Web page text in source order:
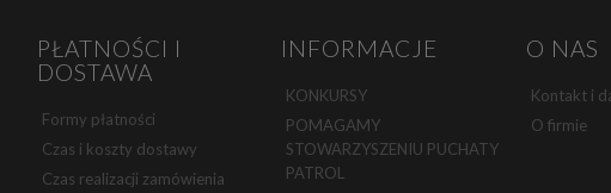
PŁATNOŚCI I
DOSTAWA
Formy płatności
Czas i koszty dostawy
Czas realizacji zamówienia
INFORMACJE
KONKURSY
POMAGAMY
STOWARZYSZENIU PUCHATY
PATROL
O NAS
Kontakt i
O firmie